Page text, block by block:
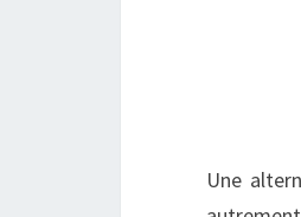
Une